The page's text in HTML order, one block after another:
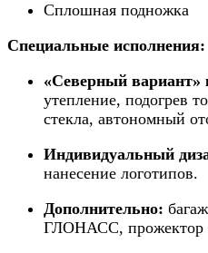
Сплошная подножка
Специальные исполнения:
«Северный вариант»
утепление, подогрев
стекла, автономный
Индивидуальный
нанесение логотипов.
Дополнительно:
ГЛОНАСС, прожектор